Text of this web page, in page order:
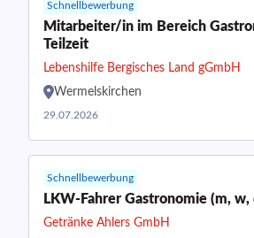
Schnellbewerbung
Mitarbeiter/in im Bereich
Teilzeit
Lebenshilfe Bergisches Land gGmbH
Wermelskirchen
29.07.2026
Schnellbewerbung
LKW-Fahrer Gastronomie (m, w,
Getränke Ahlers GmbH